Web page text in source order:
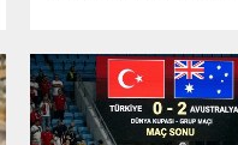
şirketlere atanan
kayyımları yargıdan
başladı. Operasyon
13 firmadan Gedik Piliç,